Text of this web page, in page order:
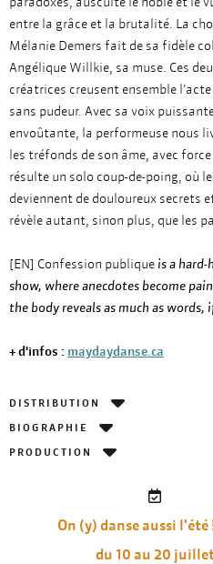
entre la grâce et la brutalité. La
Mélanie Demers fait de sa fidèle
Angélique Willkie, sa muse. Ces
créatrices creusent ensemble
sans pudeur. Avec sa voix
envoûtante, la performeuse nous
les tréfonds de son âme, avec
résulte un solo coup-de-poing, où
deviennent de douloureux secrets
révèle autant, sinon plus, que les
[EN] Confession publique is a
show, where anecdotes become
the body reveals as much as words,
+ d'infos : maydaydanse.ca
DISTRIBUTION
BIOGRAPHIE
PRODUCTION
On (y) danse aussi l'été
du 10 au 20